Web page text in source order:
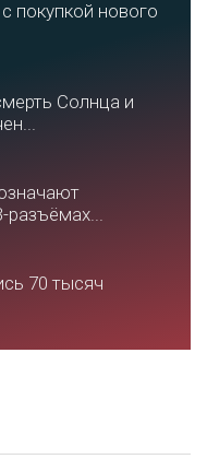
покупкой нового
Солнца и
разъёмах...
70 тысяч